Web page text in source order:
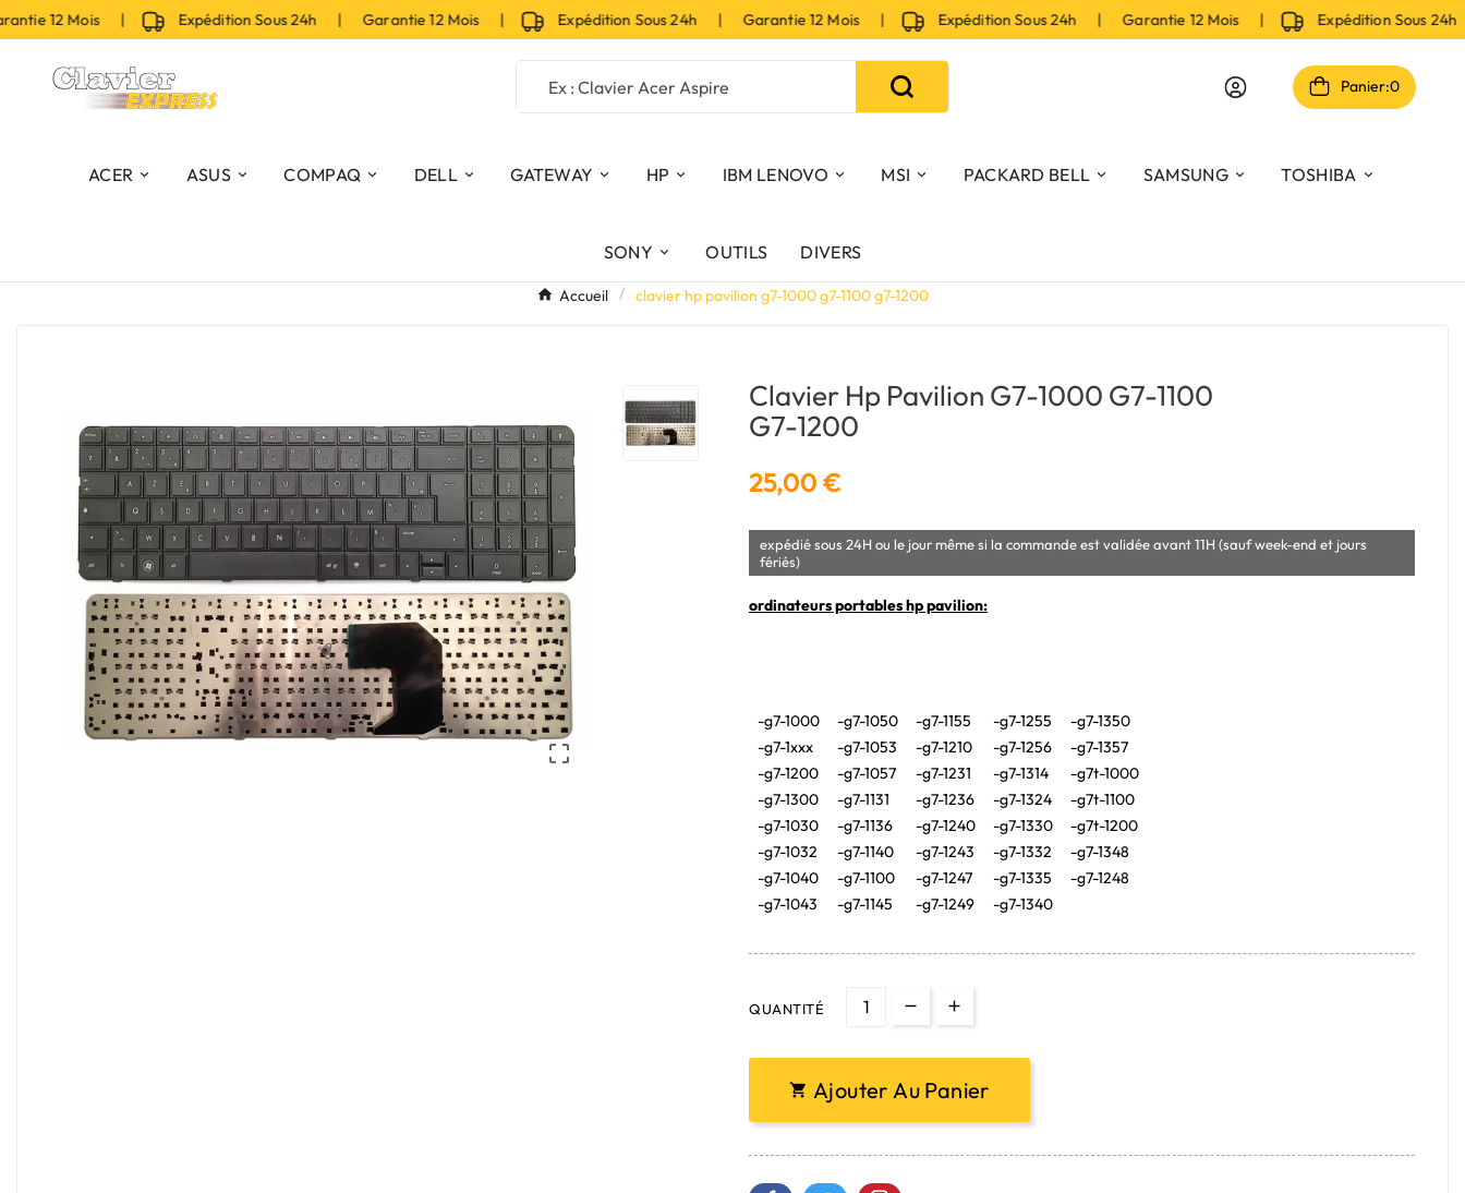
12 Mois | Expédition Sous 24h | Garantie 12 Mois | Expédition Sous 24h | Garantie 12 Mois | Expédition Sous 24h | Garantie 12 Mois | Expédition Sous 24h
Panier:0
ACER ASUS COMPAQ DELL GATEWAY HP IBM LENOVO MSI PACKARD BELL SAMSUNG TOSHIBA
SONY OUTILS DIVERS
Accueil clavier hp pavilion g7-1000 g7-1100 g7-1200

Clavier Hp Pavilion G7-1000 G7-1100
G7-1200
25,00 €
expédié sous 24H ou le jour même si la commande est validée avant 11H (sauf week-end et jours
fériés)
ordinateurs portables hp pavilion:
-g7-1000
-g7-1xxx
-g7-1200
-g7-1300
-g7-1030
-g7-1032
-g7-1040
-g7-1043
-g7-1050
-g7-1053
-g7-1057
-g7-1131
-g7-1136
-g7-1140
-g7-1100
-g7-1145
-g7-1155
-g7-1210
-g7-1231
-g7-1236
-g7-1240
-g7-1243
-g7-1247
-g7-1249
-g7-1255
-g7-1256
-g7-1314
-g7-1324
-g7-1330
-g7-1332
-g7-1335
-g7-1340
-g7-1350
-g7-1357
-g7t-1000
-g7t-1100
-g7t-1200
-g7-1348
-g7-1248
QUANTITÉ
 Ajouter Au Panier